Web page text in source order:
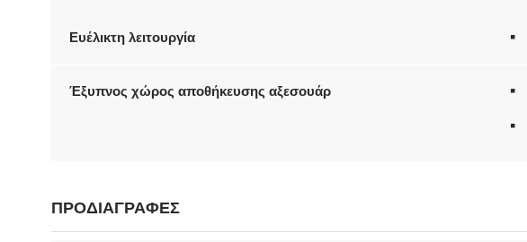
Ευέλικτη λειτουργία
Έξυπνος χώρος αποθήκευσης αξεσουάρ
ΠΡΟΔΙΑΓΡΑΦΕΣ